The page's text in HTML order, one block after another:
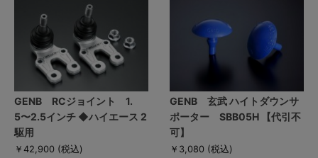
GENB RCジョイント 1.
5〜2.5インチ ◆ハイエース 2
駆用
￥42,900 (税込)
GENB 玄武 ハイトダウンサ
ポーター SBB05H 【代引不
可】
￥3,080 (税込)